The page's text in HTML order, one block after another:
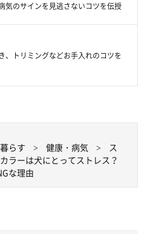
気のサインを見逃さないコツを伝授
、トリミングなどお手入れのコツを
らす 健康・病気
ス
ラーは犬にとってストレス？
な理由